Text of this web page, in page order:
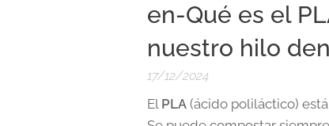
en-Qué es el
nuestro hilo
17/12/2024
El PLA(ácido poliláctico) está